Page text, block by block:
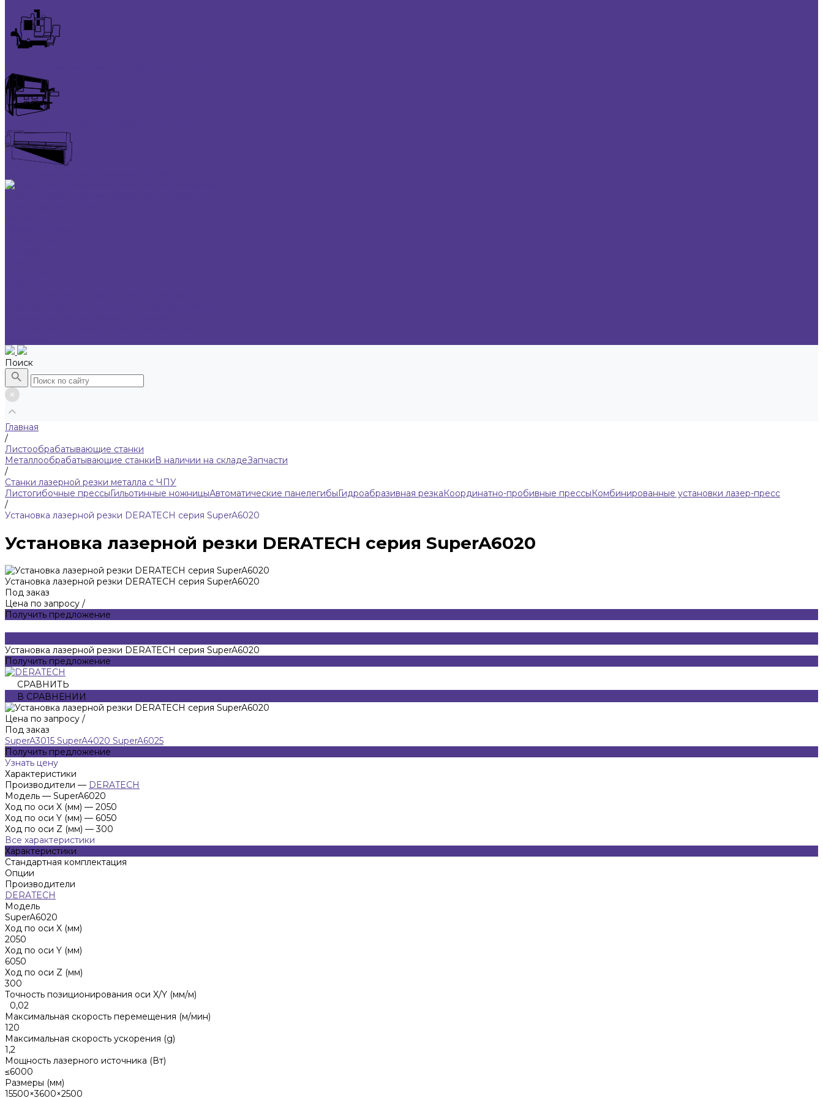
Поиск
Главная
/
Листообрабатывающие станки
Металлообрабатывающие станкиВ наличии на складеЗапчасти
/
Станки лазерной резки металла с ЧПУ
Листогибочные прессыГильотинные ножницыАвтоматические панелегибыГидроабразивная резкаКоординатно-пробивные прессыКомбинированные установки лазер-пресс
/
Установка лазерной резки DERATECH серия SuperA6020
Установка лазерной резки DERATECH серия SuperA6020
Установка лазерной резки DERATECH серия SuperA6020
Под заказ
Цена по запросу /
Получить предложение
Установка лазерной резки DERATECH серия SuperA6020
Получить предложение
СРАВНИТЬ
В СРАВНЕНИИ
Цена по запросу /
Под заказ
SuperA3015 SuperA4020 SuperA6025
Получить предложение
Узнать цену
Характеристики
Производители — DERATECH
Модель — SuperA6020
Ход по оси X (мм) — 2050
Ход по оси Y (мм) — 6050
Ход по оси Z (мм) — 300
Все характеристики
Характеристики
Стандартная комплектация
Опции
Производители
DERATECH
Модель
SuperA6020
Ход по оси X (мм)
2050
Ход по оси Y (мм)
6050
Ход по оси Z (мм)
300
Точность позиционирования оси X/Y (мм/м)
0,02
Максимальная скорость перемещения (м/мин)
120
Максимальная скорость ускорения (g)
1,2
Мощность лазерного источника (Вт)
≤6000
Размеры (мм)
15500×3600×2500